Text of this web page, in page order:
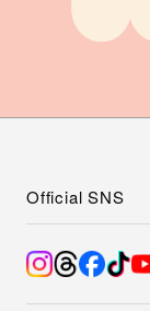
Official SNS